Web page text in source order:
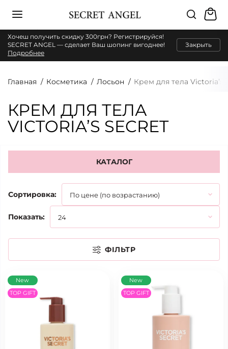
Хочеш получить скидку 300грн? Регистрируйся!
SECRET ANGEL — сделает Ваш шопинг вигоднее!
Подробнее
Закрыть
Главная Косметика Лосьон Крем для тела Victoria’s
КРЕМ ДЛЯ ТЕЛА
VICTORIA’S SECRET
ФІЛЬТР
КАТАЛОГ
Сортировка:
Показать:
New
TOP GIFT
New
TOP GIFT